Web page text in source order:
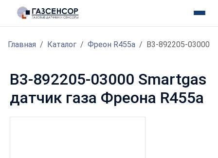
Главная Каталог Фреон R455a B3-892205-03000
B3-892205-03000 Smartgas
датчик газа Фреона R455a